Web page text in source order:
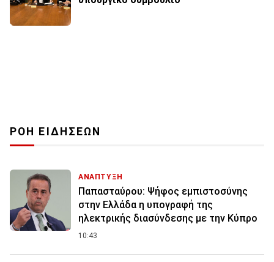
ΡΟΗ ΕΙΔΗΣΕΩΝ
ΑΝΑΠΤΥΞΗ
Παπασταύρου: Ψήφος εμπιστοσύνης
στην Ελλάδα η υπογραφή της
ηλεκτρικής διασύνδεσης με την Κύπρο
10:43